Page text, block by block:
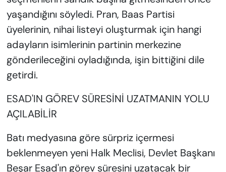
yaşandığını söyledi. Pran, Baas Partisi
üyelerinin, nihai listeyi oluşturmak için hangi
adayların isimlerinin partinin merkezine
gönderileceğini oyladığında, işin bittiğini dile
getirdi.
ESAD'IN GÖREV SÜRESİNİ UZATMANIN YOLU
AÇILABİLİR
Batı medyasına göre sürpriz içermesi
beklenmeyen yeni Halk Meclisi, Devlet Başkanı
Beşar Esad'ın görev süresini uzatacak bir